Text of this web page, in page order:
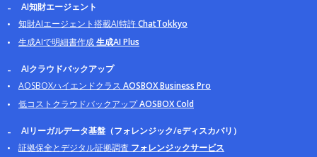
AI知財エージェント
知財AIエージェント搭載AI特許ChatTokkyo
生成AIで明細書作成生成AI Plus
AIクラウドバックアップ
AOSBOXハイエンドクラス AOSBOX Business Pro
低コストクラウドバックアップAOSBOX Cold
AIリーガルデータ基盤（フォレンジック/eディスカバリ）
証拠保全とデジタル証拠調査 フォレンジックサービス